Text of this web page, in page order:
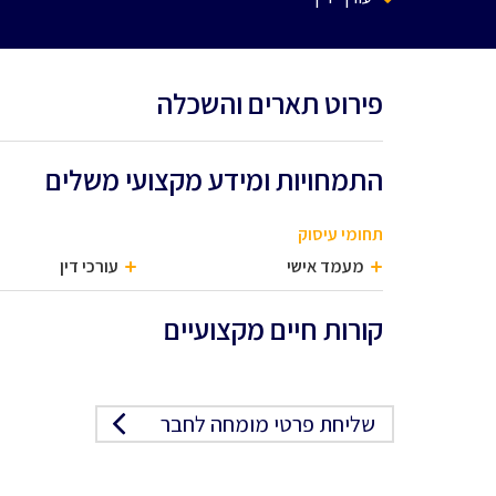
פירוט תארים והשכלה
התמחויות ומידע מקצועי משלים
תחומי עיסוק
מעמד אישי
עורכי דין
קורות חיים מקצועיים
שליחת פרטי מומחה לחבר